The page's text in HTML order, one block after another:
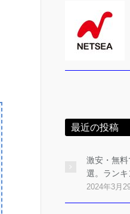
最近の投稿
激安・無
選。ランキ
2024年3月